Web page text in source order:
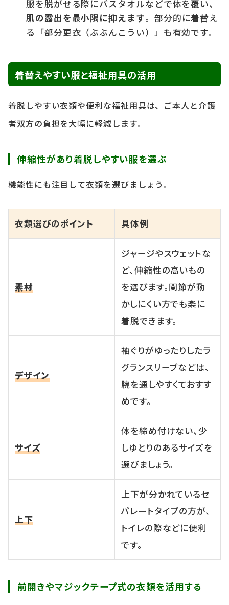
服を脱がせる際にバスタオルなどで体を覆い、
肌の露出を最小限に抑えます。部分的に着替え
る「部分更衣（ぶぶんこうい）」も有効です。
着替えやすい服と福祉用具の活用
着脱しやすい衣類や便利な福祉用具は、ご本人と介護
者双方の負担を大幅に軽減します。
伸縮性があり着脱しやすい服を選ぶ
機能性にも注目して衣類を選びましょう。
衣類選びのポイント 具体例
素材
ジャージやスウェットな
ど、伸縮性の高いもの
を選びます。関節が動
かしにくい方でも楽に
着脱できます。
デザイン
袖ぐりがゆったりしたラ
グランスリーブなどは、
腕を通しやすくておすす
めです。
サイズ
体を締め付けない、少
しゆとりのあるサイズを
選びましょう。
上下
上下が分かれているセ
パレートタイプの方が、
トイレの際などに便利
です。
前開きやマジックテープ式の衣類を活用する